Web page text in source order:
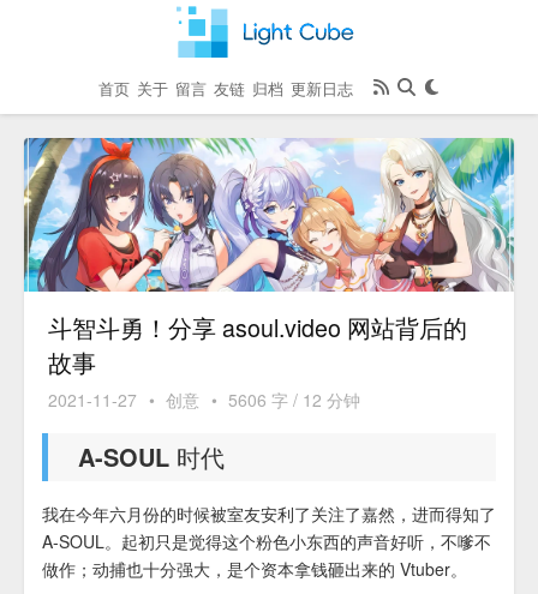
首页 关于 留言 友链 归档 更新日志
斗智斗勇！分享 asoul.video 网站背后的
故事
2021-11-27 • 创意 • 5606 字 / 12 分钟
A-SOUL 时代
我在今年六月份的时候被室友安利了关注了嘉然，进而得知了
A-SOUL。起初只是觉得这个粉色小东西的声音好听，不嗲不
做作；动捕也十分强大，是个资本拿钱砸出来的 Vtuber。